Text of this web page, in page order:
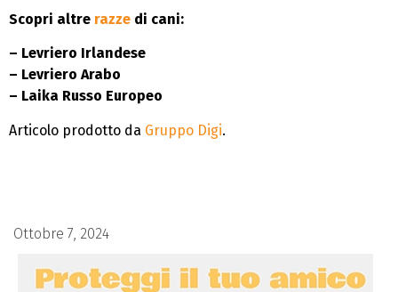
Scopri altre razze di cani:
– Levriero Irlandese
– Levriero Arabo
– Laika Russo Europeo
Articolo prodotto da Gruppo Digi.
Ottobre 7, 2024